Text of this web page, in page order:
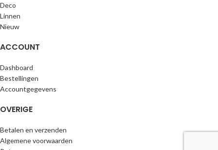
Deco
Linnen
Nieuw
ACCOUNT
Dashboard
Bestellingen
Accountgegevens
OVERIGE
Betalen en verzenden
Algemene voorwaarden